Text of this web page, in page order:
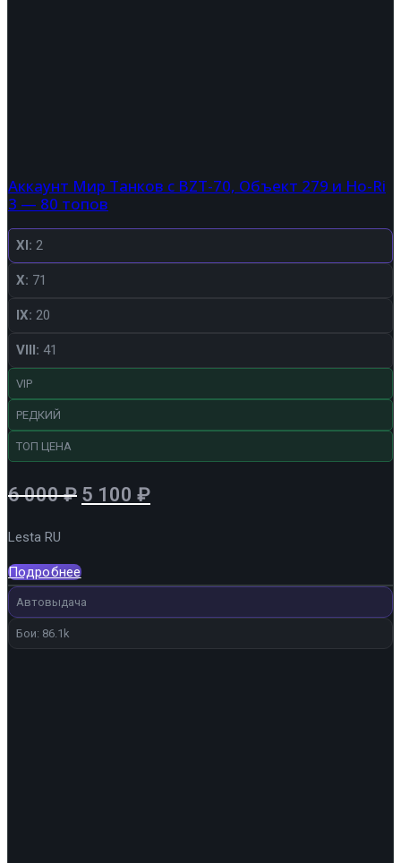
Аккаунт Мир Танков с BZT-70, Объект 279 и Ho-Ri
3 — 80 топов
XI: 2
X: 71
IX: 20
VIII: 41
VIP
РЕДКИЙ
ТОП ЦЕНА
6 000₽ Первоначальная
6
000 ₽.
5 100 ₽Текущая
Lesta RU
Подробнее
Автовыдача
Бои: 86.1k